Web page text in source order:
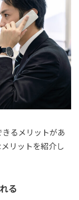
るメリットがあ
リットを紹介し
る